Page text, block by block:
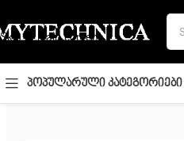
Skip to main content
Პოპულარული Კატეგორიები